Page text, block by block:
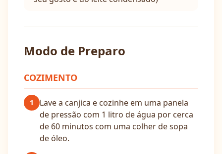
Modo de Preparo
COZIMENTO
1
Lave a canjica e cozinhe em uma panela
de pressão com 1 litro de água por cerca
de 60 minutos com uma colher de sopa
de óleo.